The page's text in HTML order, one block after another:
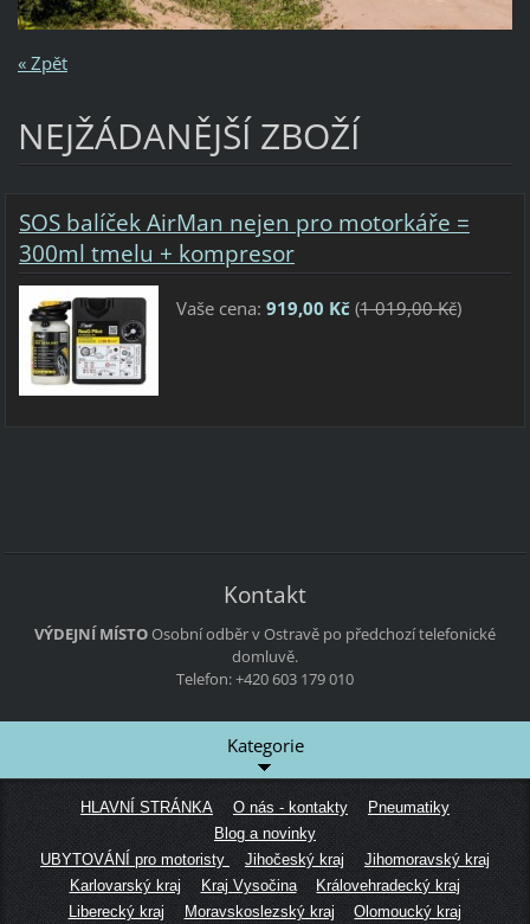
« Zpět
NEJŽÁDANĚJŠÍ ZBOŽÍ
SOS balíček AirMan nejen pro motorkáře =
300ml tmelu + kompresor
Vaše cena: 919,00 Kč(1 019,00 Kč)
Kontakt
VÝDEJNÍ MÍSTOOsobní odběr v Ostravě po předchozí telefonické
domluvě.
Telefon: +420 603 179 010
Kategorie
HLAVNÍ STRÁNKA O nás - kontakty
Pneumatiky
Blog a novinky
UBYTOVÁNÍ pro motoristy
Jihočeský kraj
Jihomoravský kraj
Karlovarský kraj
Kraj Vysočina
Královehradecký kraj
Liberecký kraj
Moravskoslezský kraj Olomoucký kraj